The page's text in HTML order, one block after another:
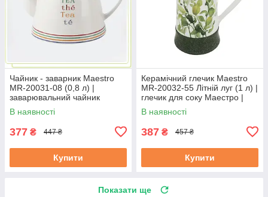
Чайник - заварник Maestro
MR-20031-08 (0,8 л) |
заварювальний чайник
Маестро | керамічний чайник
Маестро
В наявності
377 ₴ 447 ₴
Купити
Керамічний глечик Maestro
MR-20032-55 Літній луг (1 л) |
глечик для соку Маестро |
ємність для води Маестро
В наявності
387 ₴ 457 ₴
Купити
Показати ще